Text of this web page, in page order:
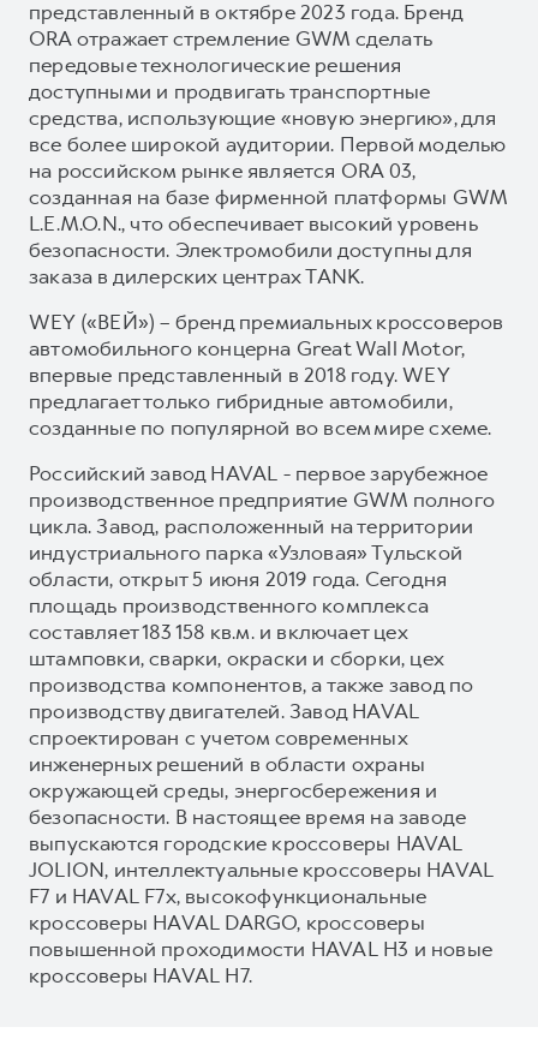
представленный в октябре 2023 года. Бренд
ORA отражает стремление GWM сделать
передовые технологические решения
доступными и продвигать транспортные
средства, использующие «новую энергию», для
все более широкой аудитории. Первой моделью
на российском рынке является ORA 03,
созданная на базе фирменной платформы GWM
L.E.M.O.N., что обеспечивает высокий уровень
безопасности. Электромобили доступны для
заказа в дилерских центрах TANK.
WEY («ВЕЙ») – бренд премиальных кроссоверов
автомобильного концерна Great Wall Motor,
впервые представленный в 2018 году. WEY
предлагает только гибридные автомобили,
созданные по популярной во всем мире схеме.
Российский завод HAVAL - первое зарубежное
производственное предприятие GWM полного
цикла. Завод, расположенный на территории
индустриального парка «Узловая» Тульской
области, открыт 5 июня 2019 года. Сегодня
площадь производственного комплекса
составляет 183 158 кв.м. и включает цех
штамповки, сварки, окраски и сборки, цех
производства компонентов, а также завод по
производству двигателей. Завод HAVAL
спроектирован с учетом современных
инженерных решений в области охраны
окружающей среды, энергосбережения и
безопасности. В настоящее время на заводе
выпускаются городские кроссоверы HAVAL
JOLION, интеллектуальные кроссоверы HAVAL
F7 и HAVAL F7x, высокофункциональные
кроссоверы HAVAL DARGO, кроссоверы
повышенной проходимости HAVAL H3 и новые
кроссоверы HAVAL H7.